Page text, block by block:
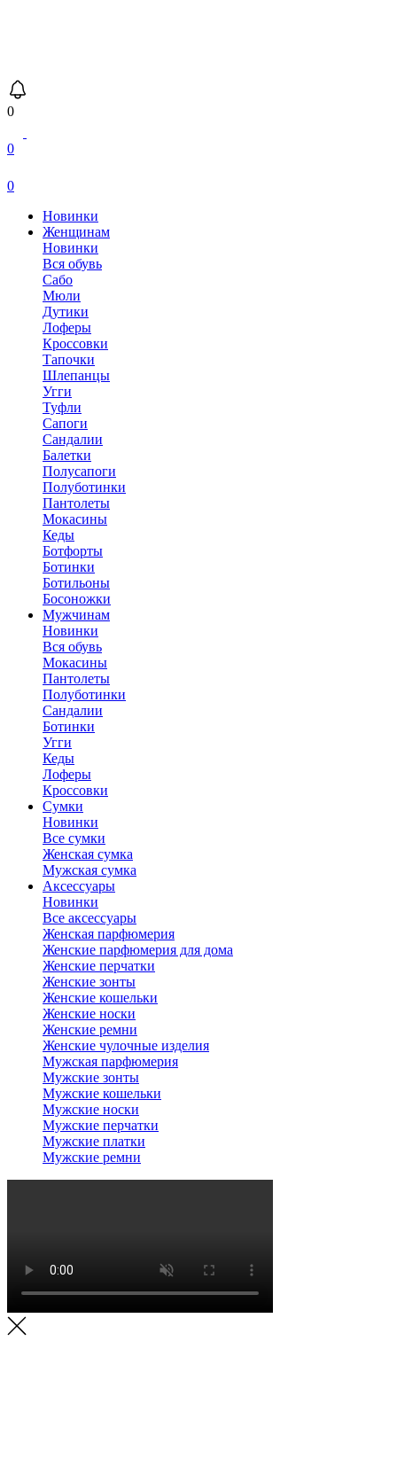
0
0
0
Новинки
Женщинам
Новинки
Вся обувь
Сабо
Мюли
Дутики
Лоферы
Кроссовки
Тапочки
Шлепанцы
Угги
Туфли
Сапоги
Сандалии
Балетки
Полусапоги
Полуботинки
Пантолеты
Мокасины
Кеды
Ботфорты
Ботинки
Ботильоны
Босоножки
Мужчинам
Новинки
Вся обувь
Мокасины
Пантолеты
Полуботинки
Сандалии
Ботинки
Угги
Кеды
Лоферы
Кроссовки
Сумки
Новинки
Все сумки
Женская сумка
Мужская сумка
Аксессуары
Новинки
Все аксессуары
Женская парфюмерия
Женские парфюмерия для дома
Женские перчатки
Женские зонты
Женские кошельки
Женские носки
Женские ремни
Женские чулочные изделия
Мужская парфюмерия
Мужские зонты
Мужские кошельки
Мужские носки
Мужские перчатки
Мужские платки
Мужские ремни